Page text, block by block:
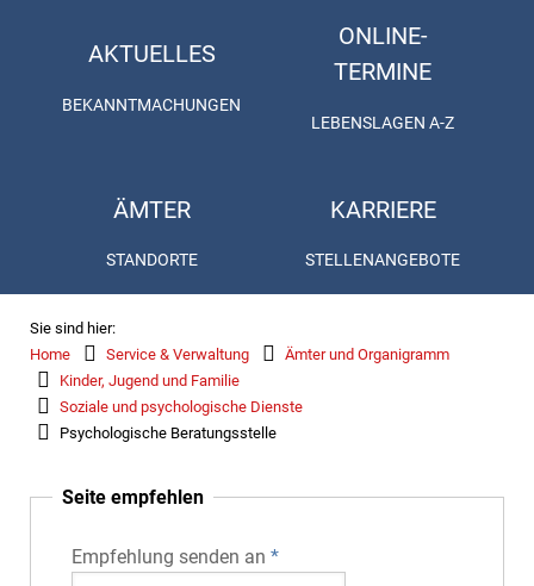
AKTUELLES
BEKANNTMACHUNGEN
ONLINE-
TERMINE
LEBENSLAGEN A-Z
ÄMTER
STANDORTE
KARRIERE
STELLENANGEBOTE
Sie sind hier:
Home
Service & Verwaltung
Ämter und Organigramm
Kinder, Jugend und Familie
Soziale und psychologische Dienste
Psychologische Beratungsstelle
Seite empfehlen
Empfehlung senden an *